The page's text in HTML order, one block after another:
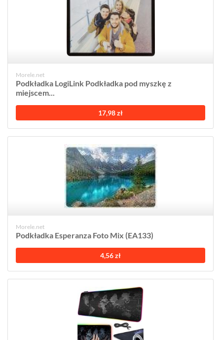
Morele.net
Podkładka LogiLink Podkładka pod myszkę z
miejscem...
17,98 zł
Morele.net
Podkładka Esperanza Foto Mix (EA133)
4,56 zł